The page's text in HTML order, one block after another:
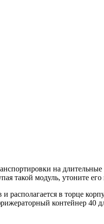
на
такой модуль, утоните
располагается в торце
контейнер 40